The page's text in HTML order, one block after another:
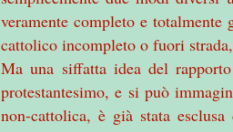
veramente completo e
cattolico incompleto o fuori
Ma una siffatta idea del
protestantesimo, e si può
non-cattolica, è già stata